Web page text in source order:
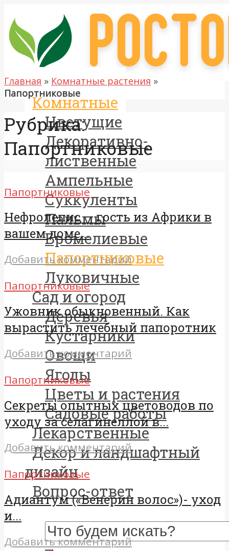
Комнатные
Цветущие
Декоративно-
лиственные
Ампельные
Суккуленты
Пальмы
Бромелиевые
Папортниковые
Луковичные
Сад и огород
Деревья
Кустарники
Овощи
Ягоды
Цветы и растения
Садовые работы
Лекарственные
Декор и ландшафтный
дизайн
Вопрос-ответ
Главная » Комнатные растения »
Папортниковые
Рубрика:
Папортниковые
Папортниковые
Нефролепис — гость из Африки в
вашем доме...
Добавить комментарий
Папортниковые
Ужовник обыкновенный. Как
вырастить лечебный папоротник
Добавить комментарий
Папортниковые
Секреты опытных цветоводов по
уходу за селагинеллой в...
Добавить комментарий
Папортниковые
Адиантум («Венерин волос»)- уход
и...
Добавить комментарий